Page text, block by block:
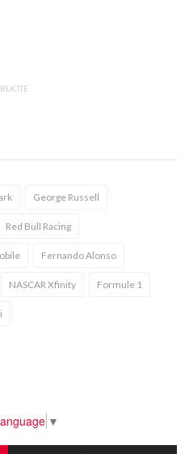
George Russell
Red Bull Racing
Fernando Alonso
NASCAR Xfinity Formule 1
▼